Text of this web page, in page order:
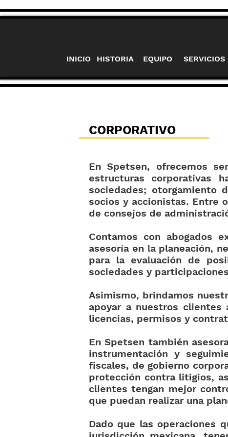
SERVICIOS
INICIO HISTORIA EQUIPO
CORPORATIVO
En Spetsen, ofrecemos
estructuras corporativas
sociedades; otorgamiento
socios y accionistas. Entre
de consejos de
Contamos con abogados
asesoría en la planeación,
para la evaluación de
sociedades y
Asimismo, brindamos
apoyar a nuestros clientes
licencias, permisos y
En Spetsen también
instrumentación y
fiscales, de gobierno
protección contra litigios,
clientes tengan mejor
que puedan realizar una
Dado que las operaciones